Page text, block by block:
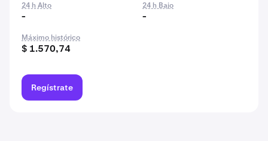
24 h Alto
-
24 h Bajo
-
Máximo histórico
$ 1.570,74
Regístrate